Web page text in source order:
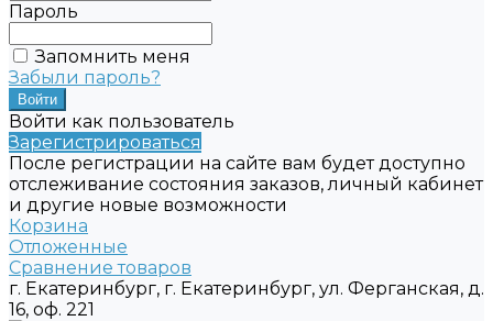
Пароль
Запомнить меня
Забыли пароль?
Войти как пользователь
Зарегистрироваться
После регистрации на сайте вам будет доступно
отслеживание состояния заказов, личный кабинет
и другие новые возможности
Корзина
Отложенные
Сравнение товаров
г. Екатеринбург, г. Екатеринбург, ул. Ферганская, д.
16, оф. 221